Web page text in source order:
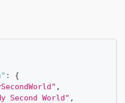
:
{
,
Second World" ,